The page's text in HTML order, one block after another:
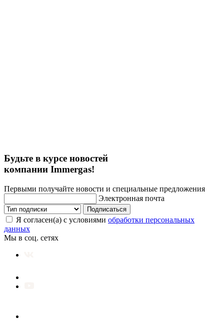
Будьте в курсе новостей
компании Immergas!
Первыми получайте новости и специальные предложения
Электронная почта
Подписаться
Я согласен(а) с условиями обработки персональных
данных
Мы в соц. сетях